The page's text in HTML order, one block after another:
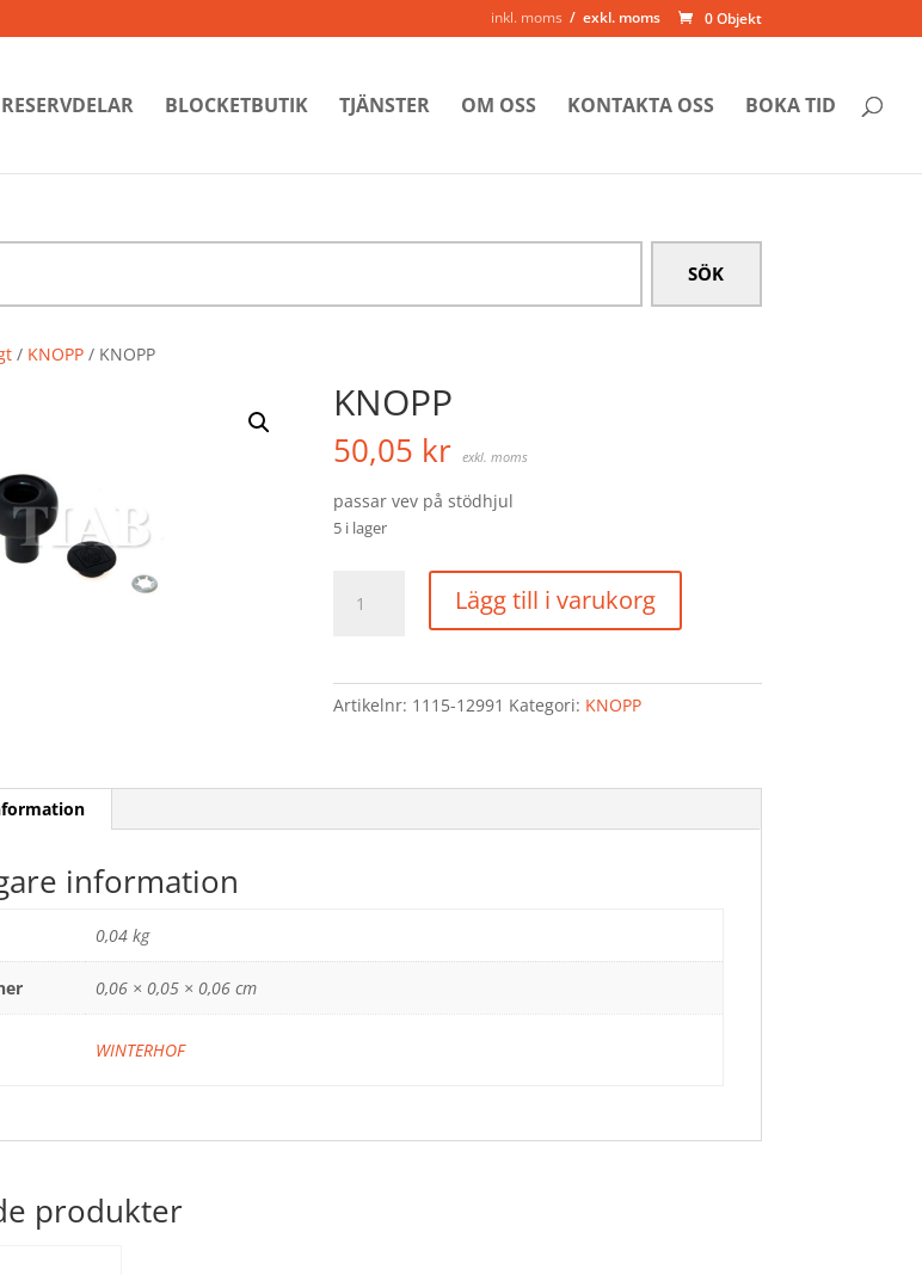
0 Objekt
inkl. moms exkl. moms
RESERVDELAR BLOCKETBUTIK TJÄNSTER OM OSS KONTAKTA OSS BOKA TID
/ KNOPP / KNOPP
KNOPP
50,05 kr exkl. moms
passar vev på stödhjul
5 i lager
mängd
Lägg till i varukorg
Artikelnr: 1115-12991 Kategori: KNOPP
information
0,04 kg
0,06 × 0,05 × 0,06 cm
WINTERHOF
produkter